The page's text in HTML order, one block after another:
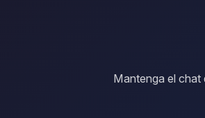
Mantenga el chat